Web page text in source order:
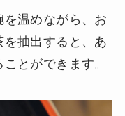
温めながら、お
抽出すると、あ
とができます。